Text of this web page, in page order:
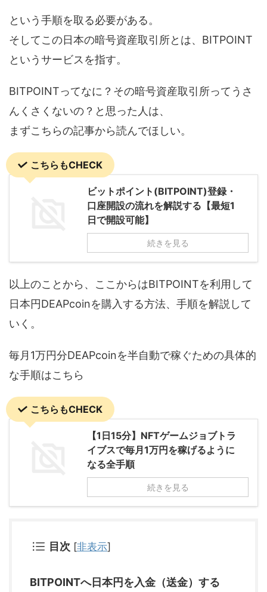
という手順を取る必要がある。
そしてこの日本の暗号資産取引所とは、BITPOINT
というサービスを指す。
BITPOINTってなに？その暗号資産取引所ってうさ
んくさくないの？と思った人は、
まずこちらの記事から読んでほしい。
こちらもCHECK
ビットポイント(BITPOINT)登録・
口座開設の流れを解説する【最短1
日で開設可能】
続きを見る
以上のことから、ここからはBITPOINTを利用して
日本円DEAPcoinを購入する方法、手順を解説して
いく。
毎月1万円分DEAPcoinを半自動で稼ぐための具体的
な手順はこちら
こちらもCHECK
【1日15分】NFTゲームジョブトラ
イブスで毎月1万円を稼げるように
なる全手順
続きを見る
目次 [非表示]
BITPOINTへ日本円を入金（送金）する